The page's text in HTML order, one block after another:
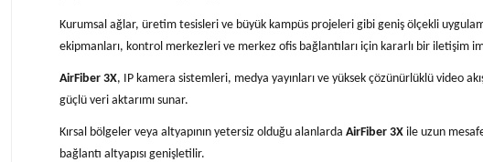
Kurumsal ağlar, üretim tesisleri ve büyük kampüs projeleri gibi geniş ölçekli
ekipmanları, kontrol merkezleri ve merkez ofis bağlantıları için kararlı bir iletişim
AirFiber 3X, IP kamera sistemleri, medya yayınları ve yüksek çözünürlüklü video
güçlü veri aktarımı sunar.
Kırsal bölgeler veya altyapının yetersiz olduğu alanlarda AirFiber 3X ile uzun
bağlantı altyapısı genişletilir.